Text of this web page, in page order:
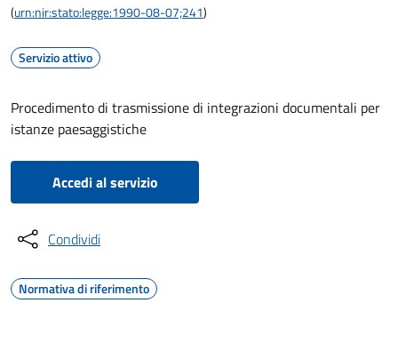
(urn:nir:stato:legge:1990-08-07;241)
Servizio attivo
Procedimento di trasmissione di integrazioni documentali per
istanze paesaggistiche
Accedi al servizio
Condividi
Normativa di riferimento